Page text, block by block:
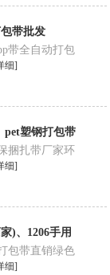
带批发
带全自动打包
细]
pet塑钢打包带
捆扎带厂家环
细]
)、1206手用
包带直销绿色
细]